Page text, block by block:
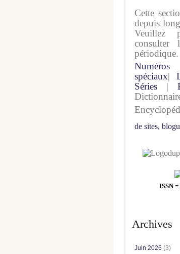
Cette
depuis
Veuillez
consulter
périodique.
Numéros
spéciaux|
Séries |
de sites,
ISSN
Archives
Juin 2026 (3)